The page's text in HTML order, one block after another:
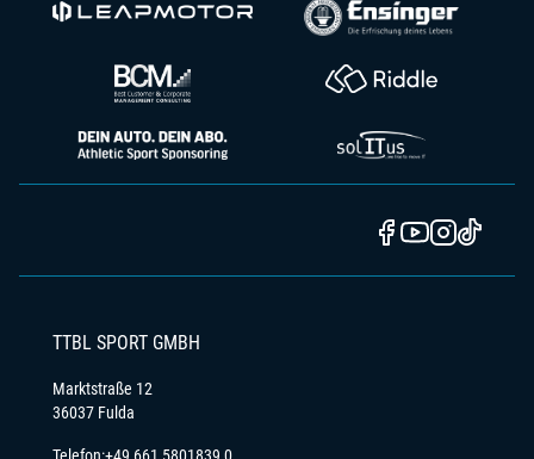
TTBL SPORT GMBH
Marktstraße 12
36037 Fulda